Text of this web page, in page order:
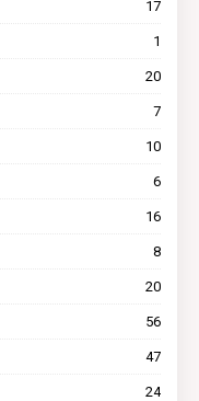
17
1
20
7
10
6
16
8
20
56
47
24